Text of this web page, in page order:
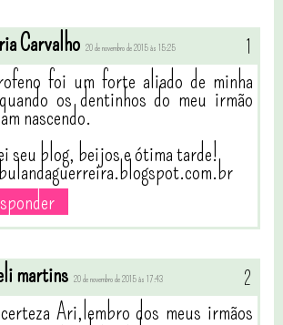
Carvalho 20 de novembro de 2015 às 15:25
foi um forte aliado de minha
os dentinhos do meu irmão
nascendo.
seu blog, beijos e ótima tarde!
martins 20 de novembro de 2015 às 17:43
Ari,lembro dos meus irmãos